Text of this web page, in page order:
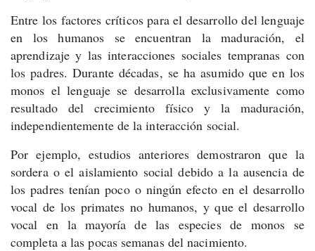
Entre los factores críticos para el desarrollo del lenguaje
en los humanos se encuentran la maduración, el
aprendizaje y las interacciones sociales tempranas con
los padres. Durante décadas, se ha asumido que en los
monos el lenguaje se desarrolla exclusivamente como
resultado del crecimiento físico y la maduración,
independientemente de la interacción social.
Por ejemplo, estudios anteriores demostraron que la
sordera o el aislamiento social debido a la ausencia de
los padres tenían poco o ningún efecto en el desarrollo
vocal de los primates no humanos, y que el desarrollo
vocal en la mayoría de las especies de monos se
completa a las pocas semanas del nacimiento.